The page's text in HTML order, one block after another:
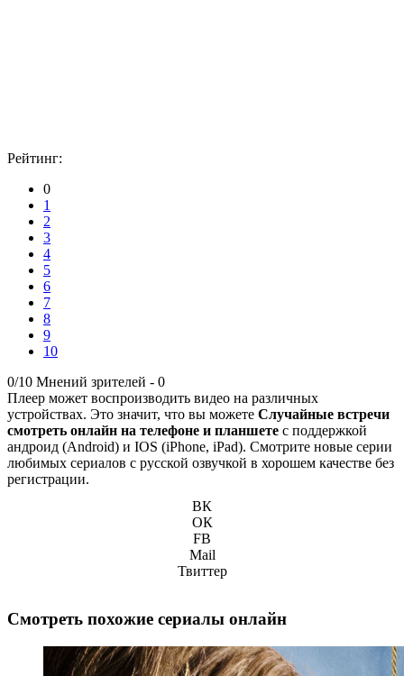
Рейтинг:
0
1
2
3
4
5
6
7
8
9
10
0/10 Мнений зрителей - 0
Плеер может воспроизводить видео на различных
устройствах. Это значит, что вы можете Случайные встречи
смотреть онлайн на телефоне и планшете с поддержкой
андроид (Android) и IOS (iPhone, iPad). Смотрите новые серии
любимых сериалов с русской озвучкой в хорошем качестве без
регистрации.
ВК
ОК
FB
Mail
Твиттер
Смотреть похожие сериалы онлайн